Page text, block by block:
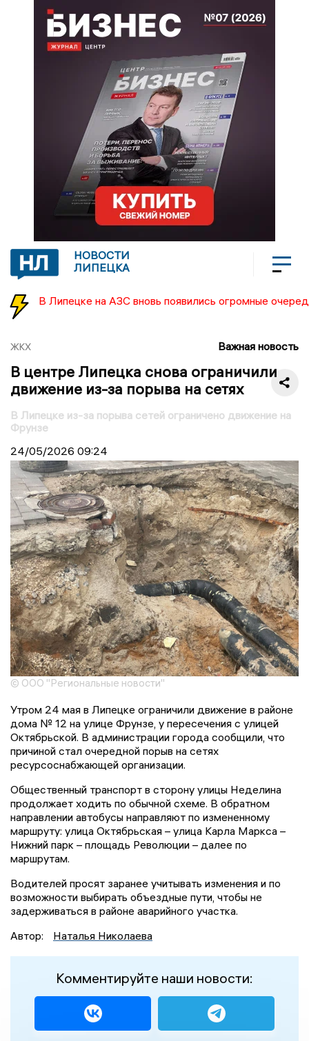
НОВОСТИ
ЛИПЕЦКА
В Липецке на АЗС вновь появились огромные
ЖКХ Важная новость
В центре Липецка снова ограничили
движение из-за порыва на сетях
В Липецке из-за порыва сетей ограничено движение на
Фрунзе
24/05/2026 09:24
© ООО "Региональные новости"
Утром 24 мая в Липецке ограничили движение в районе
дома № 12 на улице Фрунзе, у пересечения с улицей
Октябрьской. В администрации города сообщили, что
причиной стал очередной порыв на сетях
ресурсоснабжающей организации.
Общественный транспорт в сторону улицы Неделина
продолжает ходить по обычной схеме. В обратном
направлении автобусы направляют по измененному
маршруту: улица Октябрьская – улица Карла Маркса –
Нижний парк – площадь Революции – далее по
маршрутам.
Водителей просят заранее учитывать изменения и по
возможности выбирать объездные пути, чтобы не
задерживаться в районе аварийного участка.
Автор:
Наталья Николаева
Комментируйте наши новости: